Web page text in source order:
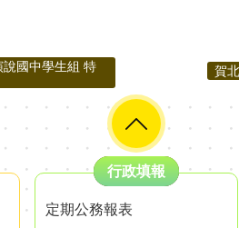
國中學生組 特
賀
行政填報
定期公務報表